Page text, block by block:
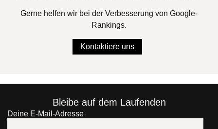
Gerne helfen wir bei der Verbesserung von Google-
Rankings.
Kontaktiere uns
Bleibe auf dem Laufenden
Deine E-Mail-Adresse